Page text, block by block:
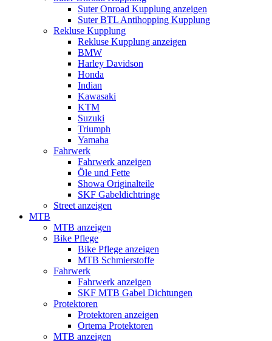
Suter Onroad Kupplung anzeigen
Suter BTL Antihopping Kupplung
Rekluse Kupplung
Rekluse Kupplung anzeigen
BMW
Harley Davidson
Honda
Indian
Kawasaki
KTM
Suzuki
Triumph
Yamaha
Fahrwerk
Fahrwerk anzeigen
Öle und Fette
Showa Originalteile
SKF Gabeldichtringe
Street anzeigen
MTB
MTB anzeigen
Bike Pflege
Bike Pflege anzeigen
MTB Schmierstoffe
Fahrwerk
Fahrwerk anzeigen
SKF MTB Gabel Dichtungen
Protektoren
Protektoren anzeigen
Ortema Protektoren
MTB anzeigen